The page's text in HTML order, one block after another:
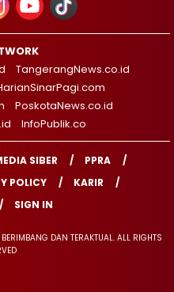
TangerangNews.co.id
PoskotaNews.co.id
InfoPublik.co
SIBER
PPRA
POLICY
KARIR
SIGN IN
DAN TERAKTUAL. ALL RIGHTS